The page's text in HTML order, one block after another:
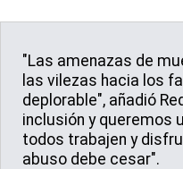
"Las amenazas de
las vilezas hacia los
deplorable", añadió
inclusión y queremos
todos trabajen y
abuso debe cesar".